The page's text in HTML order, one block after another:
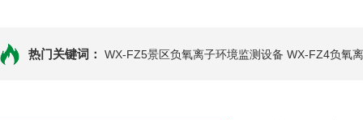
热门关键词： WX-FZ5景区负氧离子环境监测设备 WX-FZ4负氧